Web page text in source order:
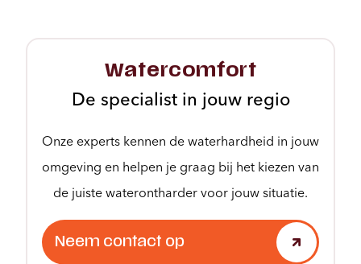
Watercomfort
De specialist in jouw regio
Onze experts kennen de waterhardheid in jouw
omgeving en helpen je graag bij het kiezen van
de juiste waterontharder voor jouw situatie.
Neem contact op